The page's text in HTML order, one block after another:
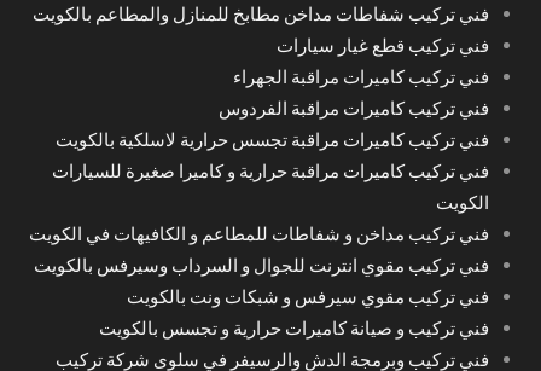
فني تركيب شفاطات مداخن مطابخ للمنازل والمطاعم بالكويت
فني تركيب قطع غيار سيارات
فني تركيب كاميرات مراقبة الجهراء
فني تركيب كاميرات مراقبة الفردوس
فني تركيب كاميرات مراقبة تجسس حرارية لاسلكية بالكويت
فني تركيب كاميرات مراقبة حرارية و كاميرا صغيرة للسيارات
الكويت
فني تركيب مداخن و شفاطات للمطاعم و الكافيهات في الكويت
فني تركيب مقوي انترنت للجوال و السرداب وسيرفس بالكويت
فني تركيب مقوي سيرفس و شبكات ونت بالكويت
فني تركيب و صيانة كاميرات حرارية و تجسس بالكويت
فني تركيب وبرمجة الدش والرسيفر في سلوى شركة تركيب